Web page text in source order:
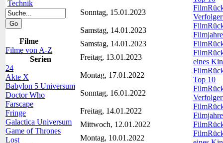
Technik
Filme
Filme von A-Z
Serien
24
Akte X
Babylon 5 Universum
Doctor Who
Farscape
Fringe
Galactica Universum
Game of Thrones
Lost
Sonntag, 15.01.2023
Samstag, 14.01.2023
Samstag, 14.01.2023
Freitag, 13.01.2023
eines
Montag, 17.01.2022
Top 10
Sonntag, 16.01.2022
Freitag, 14.01.2022
Mittwoch, 12.01.2022
Montag, 10.01.2022